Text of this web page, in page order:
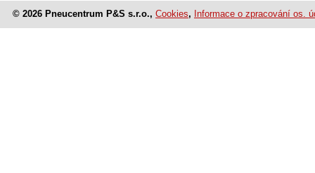
© 2026 Pneucentrum P&S s.r.o., Cookies, Informace o zpracování os.